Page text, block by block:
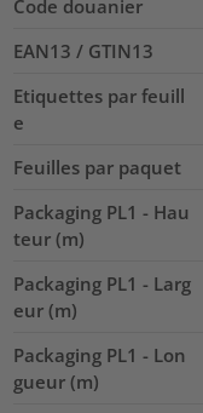
Code douanier
EAN13 / GTIN13
Etiquettes par feuill
e
Feuilles par paquet
Packaging PL1 - Hau
teur (m)
Packaging PL1 - Larg
eur (m)
Packaging PL1 - Lon
gueur (m)